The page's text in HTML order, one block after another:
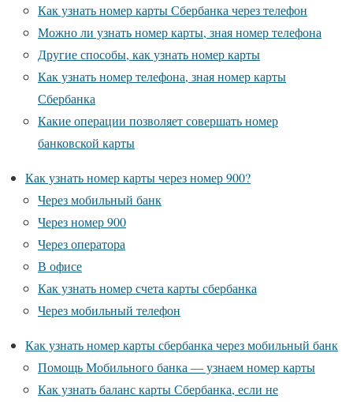
Как узнать номер карты Сбербанка через телефон
Можно ли узнать номер карты, зная номер телефона
Другие способы, как узнать номер карты
Как узнать номер телефона, зная номер карты
Сбербанка
Какие операции позволяет совершать номер
банковской карты
Как узнать номер карты через номер 900?
Через мобильный банк
Через номер 900
Через оператора
В офисе
Как узнать номер счета карты сбербанка
Через мобильный телефон
Как узнать номер карты сбербанка через мобильный банк
Помощь Мобильного банка — узнаем номер карты
Как узнать баланс карты Сбербанка, если не